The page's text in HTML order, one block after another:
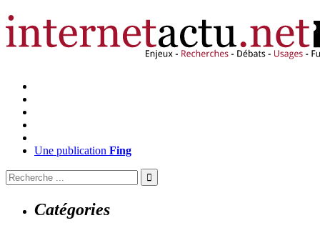
Une publication Fing
Catégories